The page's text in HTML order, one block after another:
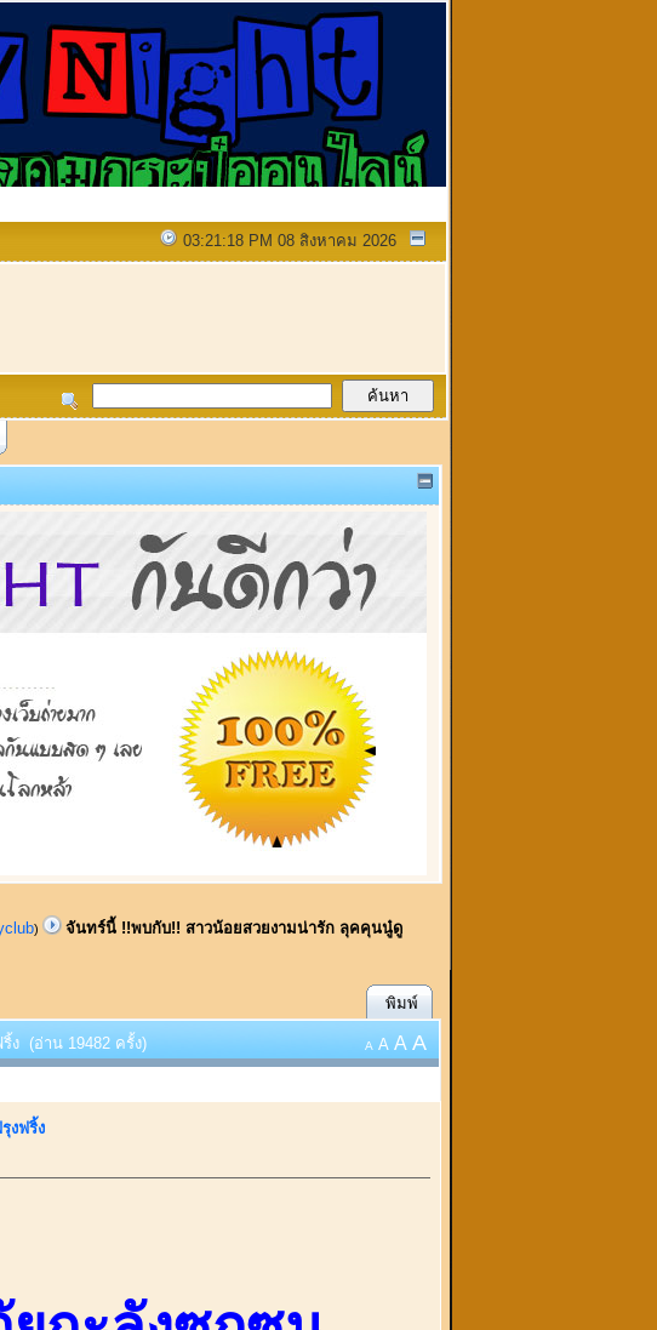
03:21:18 PM 08 สิงหาคม 2026
)
จันทร์นี้ !!พบกับ!! สาวน้อยสวยงามน่ารัก ลุคคุนนู๋ดู
พิมพ์
ง (อ่าน 19482 ครั้ง) A A A A
งฟริ้ง